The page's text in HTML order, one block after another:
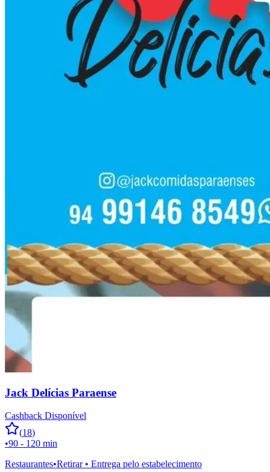
Jack Delícias Paraense
Cashback Disponível
(18)
•90 - 120 min
Restaurantes•Retirar • Entrega pelo estabelecimento